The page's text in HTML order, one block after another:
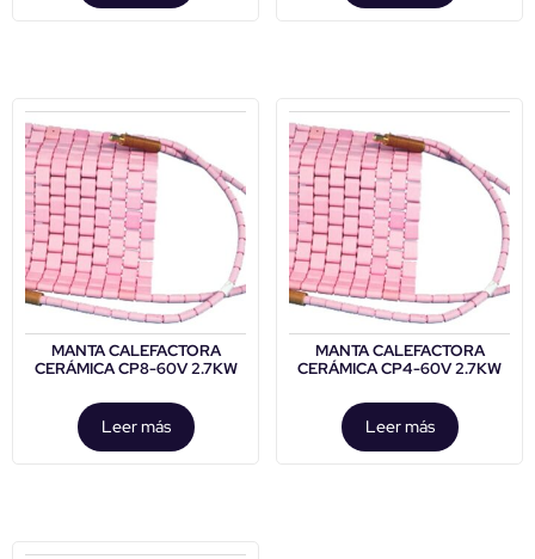
MANTA CALEFACTORA
CERÁMICA CP8-60V 2.7KW
Leer más
MANTA CALEFACTORA
CERÁMICA CP4-60V 2.7KW
Leer más